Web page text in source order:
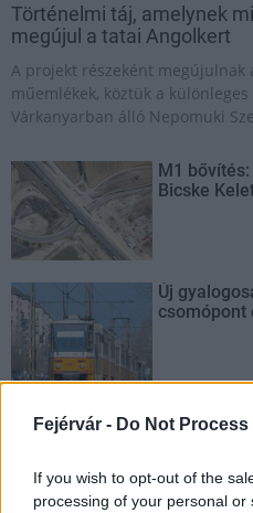
Fejérvár - Do Not
If you wish to opt-out of the
processing of your personal
Történelmi táj, amelynek
megújul a tatai Angolkert
A projekt részeként
műemlékek, köztük a
Várkanyarban álló Nepomuki
M1
Bicske
Új
csomópont